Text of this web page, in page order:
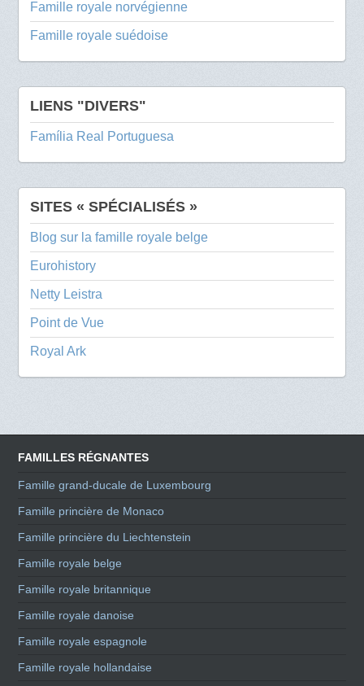
Famille royale norvégienne
Famille royale suédoise
LIENS "DIVERS"
Família Real Portuguesa
SITES « SPÉCIALISÉS »
Blog sur la famille royale belge
Eurohistory
Netty Leistra
Point de Vue
Royal Ark
FAMILLES RÉGNANTES
Famille grand-ducale de Luxembourg
Famille princière de Monaco
Famille princière du Liechtenstein
Famille royale belge
Famille royale britannique
Famille royale danoise
Famille royale espagnole
Famille royale hollandaise